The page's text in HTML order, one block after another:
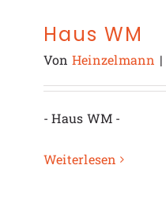
Haus WM
Von Heinzelmann |
- Haus WM -
Weiterlesen